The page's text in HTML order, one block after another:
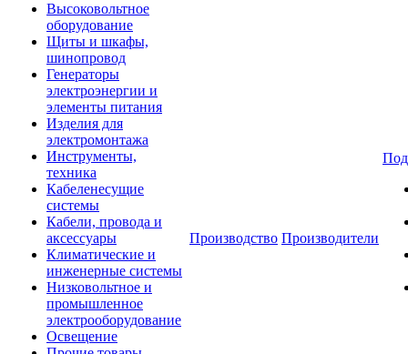
Высоковольтное
оборудование
Щиты и шкафы,
шинопровод
Генераторы
электроэнергии и
элементы питания
Изделия для
электромонтажа
Инструменты,
техника
Кабеленесущие
системы
Кабели, провода и
аксессуары
Климатические и
инженерные системы
Низковольтное и
промышленное
электрооборудование
Освещение
Производство Производители